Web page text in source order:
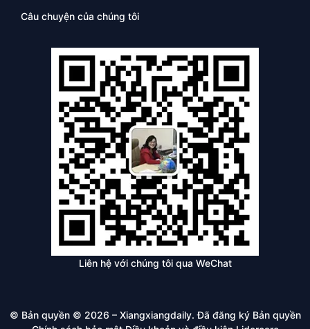
Câu chuyện của chúng tôi
Liên hệ với chúng tôi qua WeChat
© Bản quyền © 2026 – Xiangxiangdaily. Đã đăng ký Bản quyền